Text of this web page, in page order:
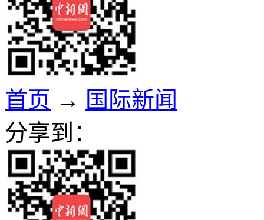
首页 → 国际新闻
分享到：